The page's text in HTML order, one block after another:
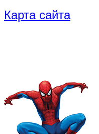
Карта сайта